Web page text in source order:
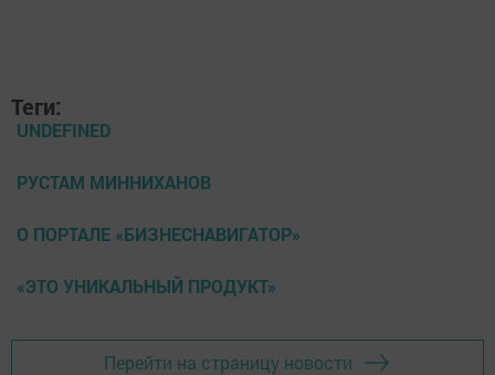
Теги:
UNDEFINED
РУСТАМ МИННИХАНОВ
О ПОРТАЛЕ «БИЗНЕСНАВИГАТОР»
«ЭТО УНИКАЛЬНЫЙ ПРОДУКТ»
Перейти на страницу новости